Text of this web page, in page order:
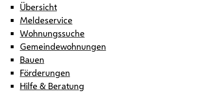
Übersicht
Meldeservice
Wohnungssuche
Gemeindewohnungen
Bauen
Förderungen
Hilfe & Beratung